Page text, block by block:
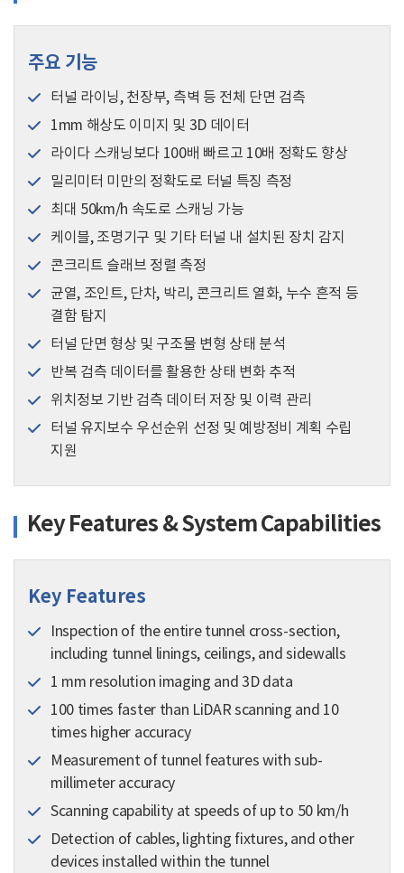
주요 기능
터널 라이닝, 천장부, 측벽 등 전체 단면 검측
1mm 해상도 이미지 및 3D 데이터
라이다 스캐닝보다 100배 빠르고 10배 정확도 향상
밀리미터 미만의 정확도로 터널 특징 측정
최대 50km/h 속도로 스캐닝 가능
케이블, 조명기구 및 기타 터널 내 설치된 장치 감지
콘크리트 슬래브 정렬 측정
균열, 조인트, 단차, 박리, 콘크리트 열화, 누수 흔적 등
결함 탐지
터널 단면 형상 및 구조물 변형 상태 분석
반복 검측 데이터를 활용한 상태 변화 추적
위치정보 기반 검측 데이터 저장 및 이력 관리
터널 유지보수 우선순위 선정 및 예방정비 계획 수립
지원
Key Features & System Capabilities
Key Features
Inspection of the entire tunnel cross-section,
including tunnel linings, ceilings, and sidewalls
1 mm resolution imaging and 3D data
100 times faster than LiDAR scanning and 10
times higher accuracy
Measurement of tunnel features with sub-
millimeter accuracy
Scanning capability at speeds of up to 50 km/h
Detection of cables, lighting fixtures, and other
devices installed within the tunnel